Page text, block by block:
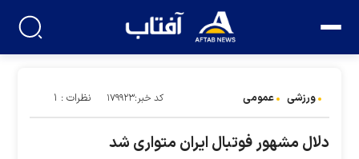
ورزشی عمومی کد خبر:۱۷۹۹۲۳ نظرات : ۱
دلال مشهور فوتبال ایران متواری شد